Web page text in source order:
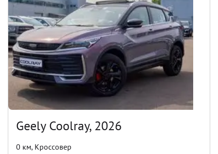
Geely Coolray, 2026
0 км, Кроссовер